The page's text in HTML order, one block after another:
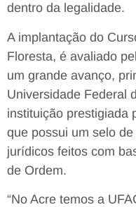
dentro da legalidade.
A implantação do
Floresta, é avaliado
um grande avanço,
Universidade Federal
instituição prestigiada
que possui um selo
jurídicos feitos com
de Ordem.
“No Acre temos a